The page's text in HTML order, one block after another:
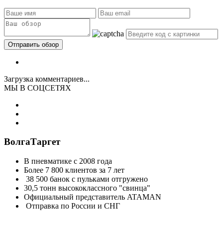
Загрузка комментариев...
МЫ В СОЦСЕТЯХ
ВолгаТаргет
В пневматике с 2008 года
Более 7 800 клиентов за 7 лет
38 500 банок с пульками отгружено
30,5 тонн высококлассного "свинца"
Официальный представитель ATAMAN
Отправка по России и СНГ